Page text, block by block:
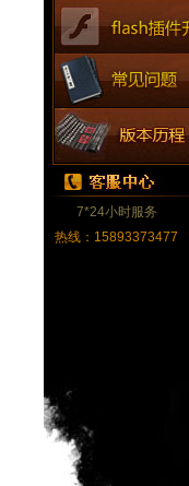
7*24小时服务
热线：15893373477